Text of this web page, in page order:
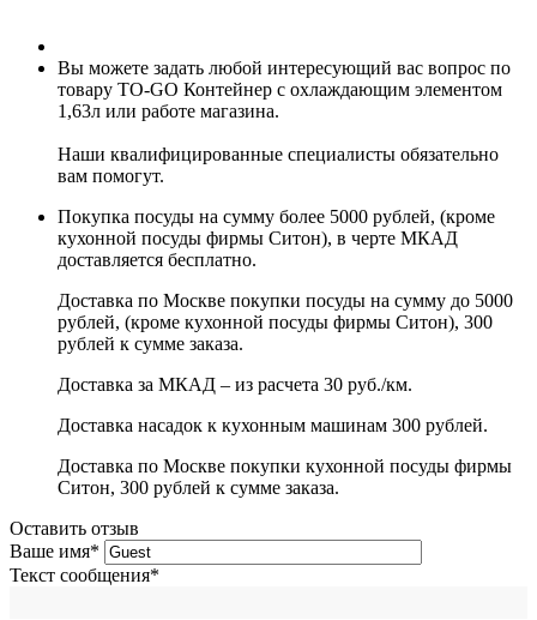
Вы можете задать любой интересующий вас вопрос по
товару TO-GO Контейнер с охлаждающим элементом
1,63л или работе магазина.
Наши квалифицированные специалисты обязательно
вам помогут.
Покупка посуды на сумму более 5000 рублей, (кроме
кухонной посуды фирмы Ситон), в черте МКАД
доставляется бесплатно.
Доставка по Москве покупки посуды на сумму до 5000
рублей, (кроме кухонной посуды фирмы Ситон), 300
рублей к сумме заказа.
Доставка за МКАД – из расчета 30 руб./км.
Доставка насадок к кухонным машинам 300 рублей.
Доставка по Москве покупки кухонной посуды фирмы
Ситон, 300 рублей к сумме заказа.
Оставить отзыв
Ваше имя*
Текст сообщения*